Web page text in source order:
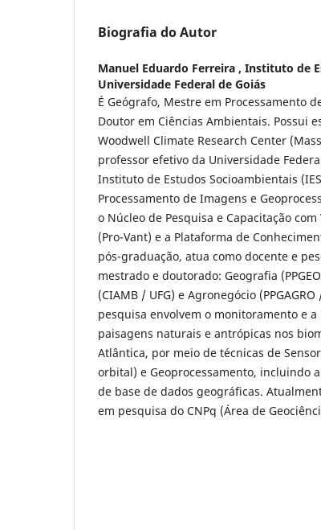
Biografia do Autor
Manuel Eduardo Ferreira , Instituto de
Universidade Federal de Goiás
É Geógrafo, Mestre em Processamento
Doutor em Ciências Ambientais. Possui
Woodwell Climate Research Center
professor efetivo da Universidade
Instituto de Estudos Socioambientais
Processamento de Imagens e
o Núcleo de Pesquisa e Capacitação
(Pro-Vant) e a Plataforma de
pós-graduação, atua como docente e
mestrado e doutorado: Geografia
(CIAMB / UFG) e Agronegócio
pesquisa envolvem o monitoramento e
paisagens naturais e antrópicas nos
Atlântica, por meio de técnicas de
orbital) e Geoprocessamento, incluindo
de base de dados geográficas.
em pesquisa do CNPq (Área de